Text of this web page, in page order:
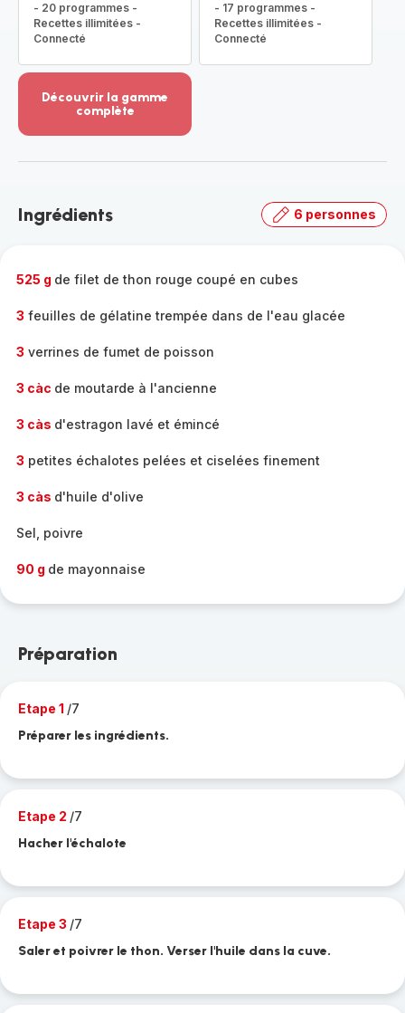
- 20 programmes -
Recettes illimitées -
Connecté
- 17 programmes -
Recettes illimitées -
Connecté
Découvrir la gamme
complète
-
gamme
Ingrédients 6 personnes
525 g de filet de thon rouge coupé en cubes
3 feuilles de gélatine trempée dans de l'eau glacée
3 verrines de fumet de poisson
3 càc de moutarde à l'ancienne
3 càs d'estragon lavé et émincé
3 petites échalotes pelées et ciselées finement
3 càs d'huile d'olive
Sel, poivre
90 g de mayonnaise
Préparation
Etape 1 /7
Préparer les ingrédients.
Etape 2 /7
Hacher l'échalote
Etape 3 /7
Saler et poivrer le thon. Verser l'huile dans la cuve.